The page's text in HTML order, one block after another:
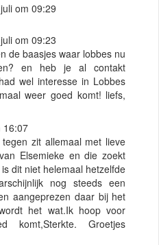
om 09:29
om 09:23
de baasjes waar lobbes nu
en heb je al contakt
wel interesse in Lobbes
weer goed komt! liefs,
16:07
zit allemaal met lieve
Elsemieke en die zoekt
dit niet helemaal hetzelfde
nog steeds een
aangeprezen daar bij het
het wat.Ik hoop voor
Groetjes